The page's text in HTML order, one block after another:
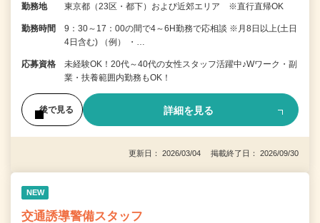
勤務地 東京都（23区・都下）および近郊エリア ※直行直帰OK
勤務時間
9：30～17：00の間で4～6H勤務で応相談 ※月8日以上(土日
4日含む) （例） ・…
応募資格
未経験OK！20代～40代の女性スタッフ活躍中♪Wワーク・副
業・扶養範囲内勤務もOK！
後で見る 詳細を見る
更新日： 2026/03/04 掲載終了日： 2026/09/30
NEW
交通誘導警備スタッフ